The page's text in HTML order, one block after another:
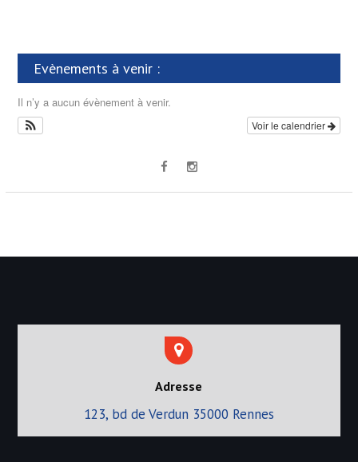
g
a
t
i
t
s
Evènements à venir :
Il n’y a aucun évènement à venir.
Voir le calendrier
Adresse
123, bd de Verdun 35000 Rennes